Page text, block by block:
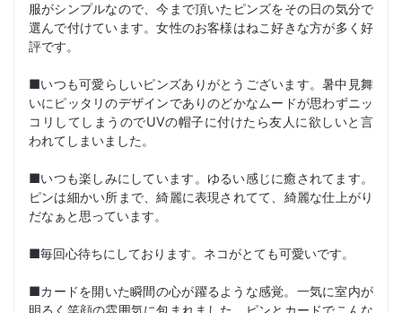
服がシンプルなので、今まで頂いたピンズをその日の気分で
選んで付けています。女性のお客様はねこ好きな方が多く好
評です。
■いつも可愛らしいピンズありがとうございます。暑中見舞
いにピッタリのデザインでありのどかなムードが思わずニッ
コリしてしまうのでUVの帽子に付けたら友人に欲しいと言
われてしまいました。
■いつも楽しみにしています。ゆるい感じに癒されてます。
ピンは細かい所まで、綺麗に表現されてて、綺麗な仕上がり
だなぁと思っています。
■毎回心待ちにしております。ネコがとても可愛いです。
■カードを開いた瞬間の心が躍るような感覚。一気に室内が